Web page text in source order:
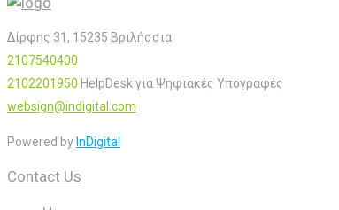
Δίρφης 31, 15235 Βριλήσσια
2107540400
2102201950 HelpDesk για Ψηφιακές Υπογραφές
websign@indigital.com
Powered by InDigital
Contact Us